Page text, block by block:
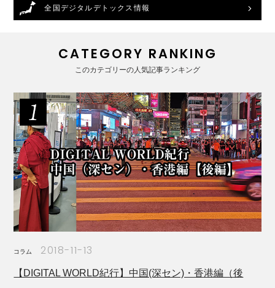
全国デジタルデトックス情報
CATEGORY RANKING
このカテゴリーの人気記事ランキング
コラム 2018-11-13
【DIGITAL WORLD紀行】中国(深セン)・香港編（後